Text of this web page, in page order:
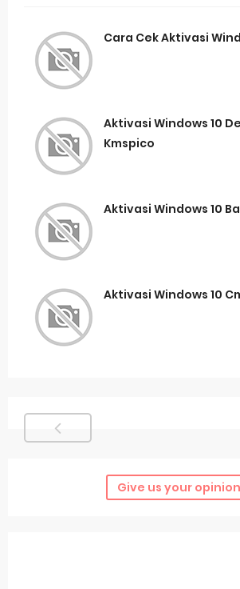
Cara Cek Aktivasi
Aktivasi Windows 10
Kmspico
Aktivasi Windows 10
Aktivasi Windows 10
Give us your opinion